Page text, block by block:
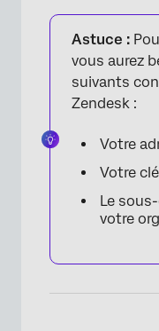
Astuce :
vous aurez
suivants
Zendesk :
Votre
Votre
Le
votre